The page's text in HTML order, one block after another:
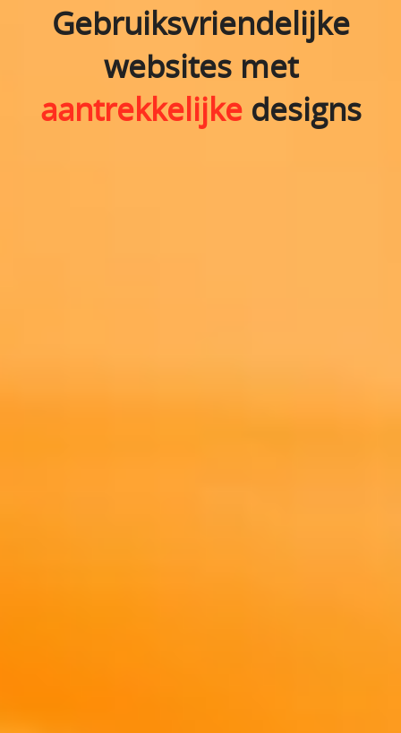
Gebruiksvriendelijke
websites met
aantrekkelijkedesigns